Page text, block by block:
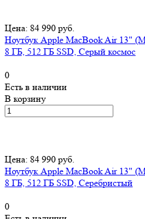
Цена: 84 990 руб.
Ноутбук Apple MacBook Air 13"
8 ГБ, 512 ГБ SSD, Серый космос
0
Есть в наличии
В корзину
Цена: 84 990 руб.
Ноутбук Apple MacBook Air 13"
8 ГБ, 512 ГБ SSD, Серебристый
0